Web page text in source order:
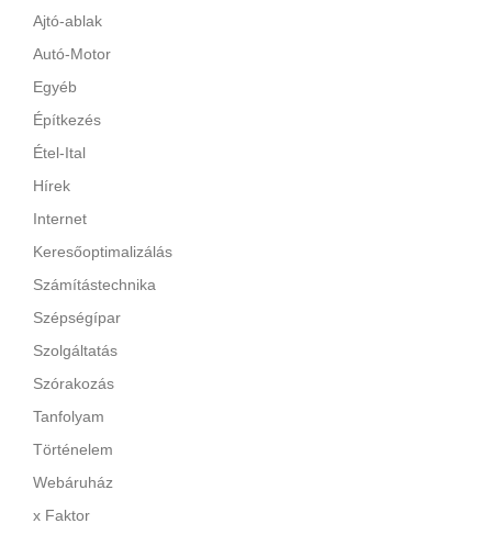
Ajtó-ablak
Autó-Motor
Egyéb
Építkezés
Étel-Ital
Hírek
Internet
Keresőoptimalizálás
Számítástechnika
Szépségípar
Szolgáltatás
Szórakozás
Tanfolyam
Történelem
Webáruház
x Faktor